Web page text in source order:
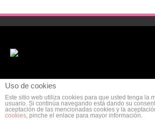
Uso de cookies
Este sitio web utiliza cookies para que usted tenga la
usuario. Si continúa navegando está dando su
aceptación de las mencionadas cookies y la
cookies, pinche el enlace para mayor información.